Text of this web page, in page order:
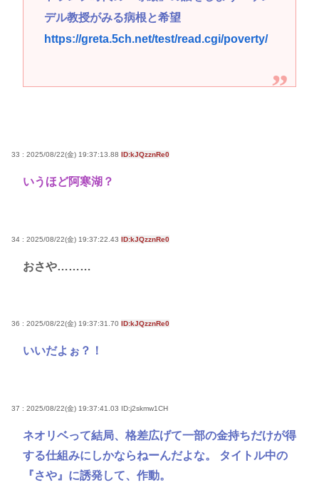
デル教授がみる病根と希望
https://greta.5ch.net/test/read.cgi/poverty/
33 : 2025/08/22(金) 19:37:13.88 ID:kJQzznRe0
いうほど阿寒湖？
34 : 2025/08/22(金) 19:37:22.43 ID:kJQzznRe0
おさや………
36 : 2025/08/22(金) 19:37:31.70 ID:kJQzznRe0
いいだよぉ？！
37 : 2025/08/22(金) 19:37:41.03 ID:j2skmw1CH
ネオリベって結局、格差広げて一部の金持ちだけが得
する仕組みにしかならねーんだよな。 タイトル中の
『さや』に誘発して、作動。